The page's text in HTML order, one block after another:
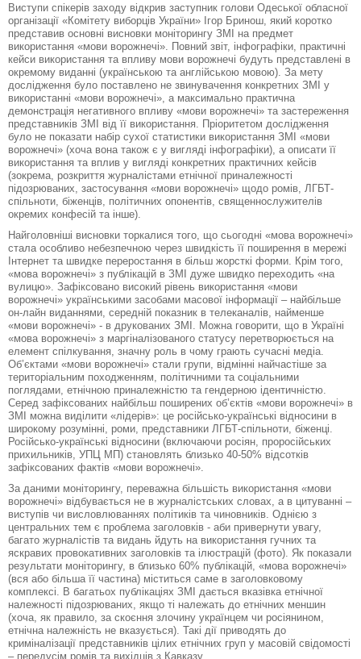
Виступи спікерів заходу відкрив заступник голови Одеської обласної
організації «Комітету виборців України» Ігор Бринош, який коротко
представив основні висновки моніторингу ЗМІ на предмет
використання «мови ворожнечі». Повний звіт, інфографіки, практичні
кейси використання та впливу мови ворожнечі будуть представлені в
окремому виданні (українською та англійською мовою). За мету
дослідження було поставлено не звинувачення конкретних ЗМІ у
використанні «мови ворожнечі», а максимально практична
демонстрація негативного впливу «мови ворожнечі» та застереження
представників ЗМІ від її використання. Пріоритетом дослідження
було не показати набір сухої статистики використання ЗМІ «мови
ворожнечі» (хоча вона також є у вигляді інфографіки), а описати її
використання та вплив у вигляді конкретних практичних кейсів
(зокрема, розкриття журналістами етнічної приналежності
підозрюваних, застосування «мови ворожнечі» щодо ромів, ЛГБТ-
спільноти, біженців, політичних опонентів, священнослужителів
окремих конфесій та інше).
Найголовніші висновки торкалися того, що сьогодні «мова ворожнечі»
стала особливо небезпечною через швидкість її поширення в мережі
Інтернет та швидке переростання в більш жорсткі форми. Крім того,
«мова ворожнечі» з публікацій в ЗМІ дуже швидко переходить «на
вулицю». Зафіксовано високий рівень використання «мови
ворожнечі» українськими засобами масової інформації – найбільше
он-лайн виданнями, середній показник в телеканалів, найменше
«мови ворожнечі» - в друкованих ЗМІ. Можна говорити, що в Україні
«мова ворожнечі» з маргіналізованого статусу перетворюється на
елемент спілкування, значну роль в чому грають сучасні медіа.
Об’єктами «мови ворожнечі» стали групи, відмінні найчастіше за
територіальним походженням, політичними та соціальними
поглядами, етнічною приналежністю та гендерною ідентичністю.
Серед зафіксованих найбільш поширених об’єктів «мови ворожнечі» в
ЗМІ можна виділити «лідерів»: це російсько-українські відносини в
широкому розумінні, роми, представники ЛГБТ-спільноти, біженці.
Російсько-українські відносини (включаючи росіян, проросійських
прихильників, УПЦ МП) становлять близько 40-50% відсотків
зафіксованих фактів «мови ворожнечі».
За даними моніторингу, переважна більшість використання «мови
ворожнечі» відбувається не в журналістських словах, а в цитуванні –
виступів чи висловлюваннях політиків та чиновників. Однією з
центральних тем є проблема заголовків - аби привернути увагу,
багато журналістів та видань йдуть на використання гучних та
яскравих провокативних заголовків та ілюстрацій (фото). Як показали
результати моніторингу, в близько 60% публікацій, «мова ворожнечі»
(вся або більша її частина) міститься саме в заголовковому
комплексі. В багатьох публікаціях ЗМІ дається вказівка етнічної
належності підозрюваних, якщо ті належать до етнічних меншин
(хоча, як правило, за скоєння злочину українцем чи росіянином,
етнічна належність не вказується). Такі дії приводять до
криміналізації представників цілих етнічних груп у масовій свідомості
– передусім ромів та вихідців з Кавказу.